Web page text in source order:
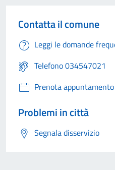
Contatta il comune
Leggi le domande
Telefono 034547021
Prenota appuntamento
Problemi in città
Segnala disservizio